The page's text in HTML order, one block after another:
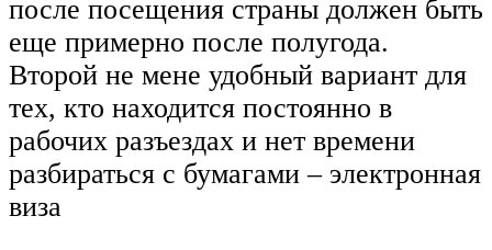
после посещения страны должен быть
еще примерно после полугода.
Второй не мене удобный вариант для
тех, кто находится постоянно в
рабочих разъездах и нет времени
разбираться с бумагами – электронная
виза